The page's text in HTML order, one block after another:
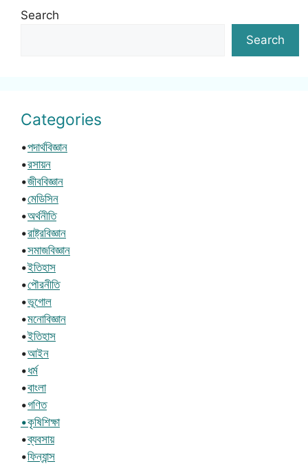
Search
Search
Categories
•পদার্থবিজ্ঞান
•রসায়ন
•জীববিজ্ঞান
•মেডিসিন
•অর্থনীতি
•রাষ্ট্রবিজ্ঞান
•সমাজবিজ্ঞান
•ইতিহাস
•পৌরনীতি
•ভূগোল
•মনোবিজ্ঞান
•ইতিহাস
•আইন
•ধর্ম
•বাংলা
•গণিত
•কৃষিশিক্ষা
•ব্যবসায়
•ফিন্যান্স